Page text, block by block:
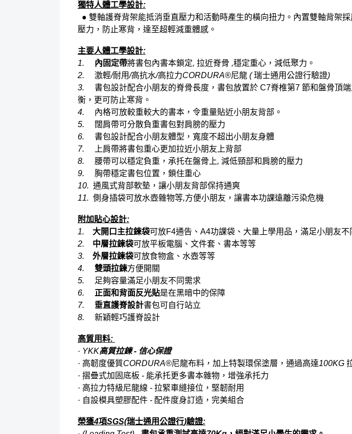
獨特人體工學設計:
● 雙軸護脊背架能抵消垂直壓力和活動時產生的橫向扭力。內置雙軸背架
壓力，防止寒背，達至超輕減重體感。
主要人體工學設計:
1. 內固定帶將書包內書本鎖定, 拉近脊骨 ,穩定重心，減低聚力。
2. 激輕/耐用/高抗水/高拉力CORDURA®尼龍 (瑞士通用公證行驗證)
3. 書包設計配合小朋友的脊骨長度，書包放置於 C7脊椎第7 節和盤骨頂
衡，更可防止寒背。
4. 內格可放較重較大的書本，令重量貼近小朋友背部。
5.
闊肩帶可分散負重書包對肩膀的壓力
6. 書包設計配合小朋友體型，寬度不超出小朋友身體
7.
上肩帶將書包重心更加拉近小朋友上背部
8. 腰帶可以穩定負重，承托在盤骨上, 減低頸部和肩膀的壓力
9. 胸帶穩定書包位置，鎖住重心
10. 通風式背部軟墊，讓小朋友背部保持通爽
11. 側身插袋可放水壺雜物等,方便小朋友，讓書本功課遠離污染危機
附加貼心設計:
1. 大開口主拉鍊袋可放F4通告、 A4功課袋、大量上學用品，滿足小朋友不
2. 中層拉鍊袋可放平板電腦、文件套、書本等等
3. 外層拉鍊袋可放食物盒、水壺等等
4. 雙頭拉鍊方便開關
5.
足夠容量滿足小朋友不同需求
6. 正面和背面反光貼是在黑暗中的保障
7. 垂直護脊設計書包可自行站立
8. 新穎輕巧護脊設計
高質用料:
· YKK高質拉鍊- 信心保證
· 高韌度優質CORDURA®尼龍布料，加上特製環保塗層，通過高達100KG
· 摺疊式加固底板 - 能承托更多書本雜物，增強承托力
· 高拉力特級尼龍線 - 拉緊車縫接位，堅韌耐用
· 自設模具塑膠配件 - 配件度身訂造，完美組合
榮獲4項SGS(瑞士通用公證行)驗證: